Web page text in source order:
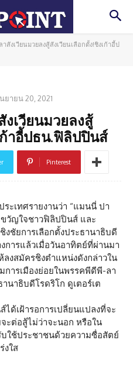
สังเวียนมวยลงสู้สังเวียนเลือกตั้ง!ชิงเก้าอี้ป
ยายน 20, 2021
งเวียนมวยลงสู้
ก้าอี้ปธน.ฟิลิปปินส์
Pinterest
ะเทศรายงานว่า “แมนนี่ ปา
วัญใจชาวฟิลิปปินส์ และ
ชัยการเลือกตั้งประธานาธิบดี
การแล้วเมื่อวันอาทิตย์ที่ผ่านมา
งสมัครชิงตำแหน่งดังกล่าวใน
ารเมืองย่อยในพรรคพีดีพี-ลา
นาธิบดีโรดริโก ดูเตอร์เต
ด้เฝ้ารอการเปลี่ยนแปลงที่จะ
ะต่อสู้ไม่ว่าจะนอก หรือใน
บใช้ประชาชนด้วยความซื่อสัตย์
งใส